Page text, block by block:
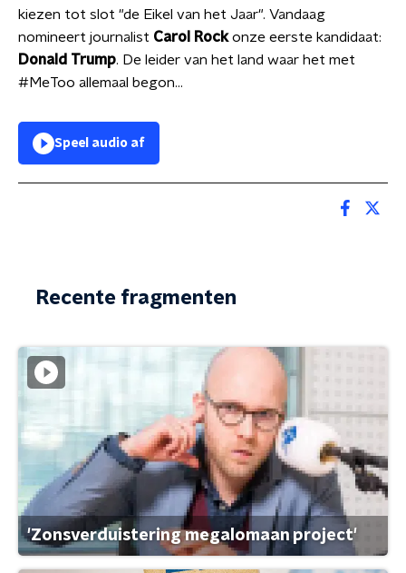
kiezen tot slot "de Eikel van het Jaar". Vandaag
nomineert journalist Carol Rockonze eerste kandidaat:
Donald Trump. De leider van het land waar het met
#MeToo allemaal begon…
Speel audio af
Recente fragmenten
'Zonsverduistering megalomaan project'